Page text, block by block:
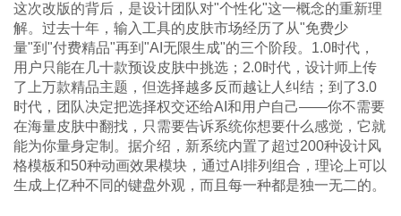
这次改版的背后，是设计团队对"个性化"这一概念的重新理
解。过去十年，输入工具的皮肤市场经历了从"免费少
量"到"付费精品"再到"AI无限生成"的三个阶段。1.0时代，
用户只能在几十款预设皮肤中挑选；2.0时代，设计师上传
了上万款精品主题，但选择越多反而越让人纠结；到了3.0
时代，团队决定把选择权交还给AI和用户自己——你不需要
在海量皮肤中翻找，只需要告诉系统你想要什么感觉，它就
能为你量身定制。据介绍，新系统内置了超过200种设计风
格模板和50种动画效果模块，通过AI排列组合，理论上可以
生成上亿种不同的键盘外观，而且每一种都是独一无二的。